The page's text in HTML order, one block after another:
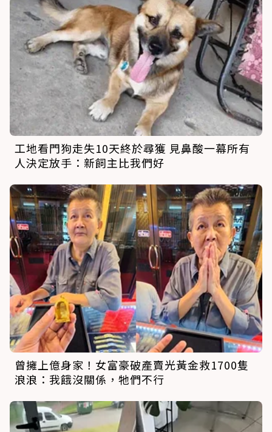
工地看門狗走失10天終於尋獲 見鼻酸一幕所有
人決定放手：新飼主比我們好
曾擁上億身家！女富豪破產賣光黃金救1700隻
浪浪：我餓沒關係，牠們不行